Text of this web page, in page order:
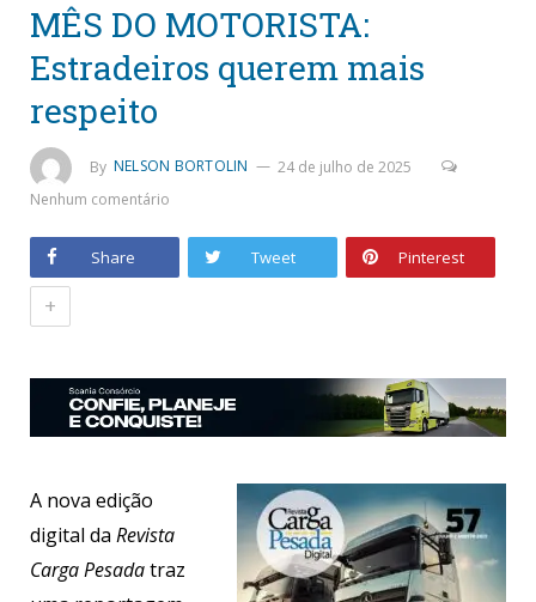
MÊS DO MOTORISTA:
Estradeiros querem mais
respeito
By NELSON BORTOLIN
24 de julho de 2025
Nenhum comentário
Share Tweet Pinterest
+
A nova edição
digital da Revista
Carga Pesadatraz